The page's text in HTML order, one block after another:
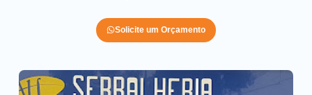
Solicite um Orçamento